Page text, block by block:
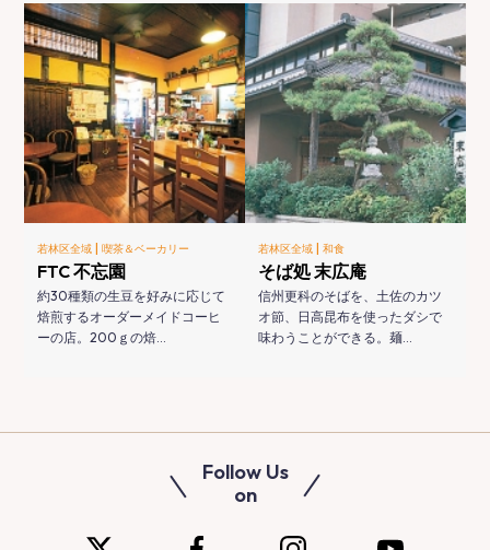
若林区全域 |喫茶＆ベーカリー
FTC 不忘園
約30種類の生豆を好みに応じて
焙煎するオーダーメイドコーヒ
ーの店。200ｇの焙…
若林区全域 | 和食
そば処 末広庵
信州更科のそばを、土佐のカツ
オ節、日高昆布を使ったダシで
味わうことができる。麺…
Follow Us
on